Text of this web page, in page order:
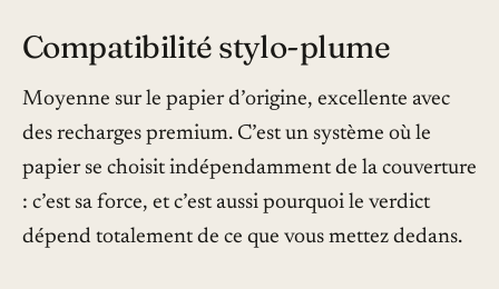
Compatibilité stylo-plume
Moyenne sur le papier d’origine, excellente avec
des recharges premium. C’est un système où le
papier se choisit indépendamment de la couverture
: c’est sa force, et c’est aussi pourquoi le verdict
dépend totalement de ce que vous mettez dedans.